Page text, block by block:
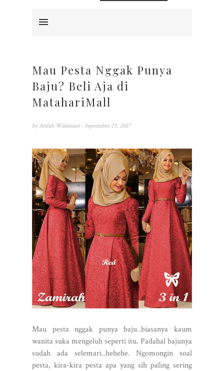
Mau Pesta Nggak Punya
Baju? Beli Aja di
MatahariMall
by Arifah Wulansari - September 25, 2017
Mau pesta nggak punya baju..biasanya kaum
wanita suka mengeluh seperti itu. Padahal bajunya
sudah ada selemari..hehehe. Ngomongin soal
pesta, kira-kira pesta apa yang sih paling sering